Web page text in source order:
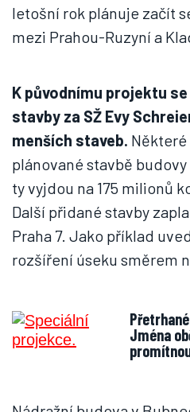
letošní rok plánuje začít
mezi Prahou-Ruzyní a
K původnímu projektu
stavby za SŽ Evy
menších staveb.
plánované stavbě
ty vyjdou na 175 milionů
Další přidané stavby
Praha 7. Jako příklad
rozšíření úseku směrem
Přetrhané osudy, zmařené životy.
Jména